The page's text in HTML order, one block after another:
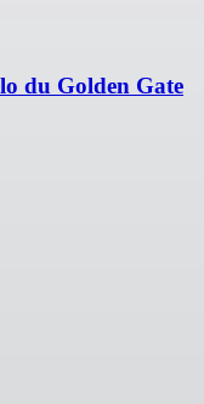
du Golden Gate